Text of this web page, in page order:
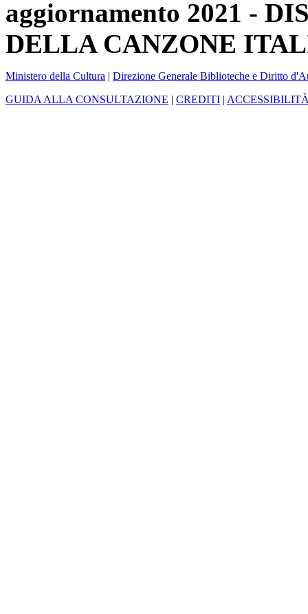
aggiornamento 2021 -
DELLA CANZONE
Ministero della Cultura | Direzione Generale Biblioteche e Diritto
GUIDA ALLA CONSULTAZIONE | CREDITI |